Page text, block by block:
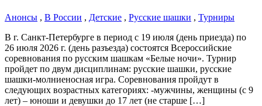
Анонсы , В России , Детские , Русские шашки , Турниры
В г. Санкт-Петербурге в период с 19 июля (день приезда) по
26 июля 2026 г. (день разъезда) состоятся Всероссийские
соревнования по русским шашкам «Белые ночи». Турнир
пройдет по двум дисциплинам: русские шашки, русские
шашки-молниеносная игра. Соревнования пройдут в
следующих возрастных категориях: -мужчины, женщины (с 9
лет) – юноши и девушки до 17 лет (не старше […]